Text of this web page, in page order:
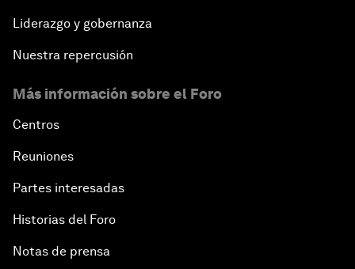
Liderazgo y gobernanza
Nuestra repercusión
Más información sobre el Foro
Centros
Reuniones
Partes interesadas
Historias del Foro
Notas de prensa